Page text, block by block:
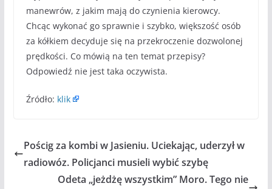
manewrów, z jakim mają do czynienia kierowcy.
Chcąc wykonać go sprawnie i szybko, większość osób
za kółkiem decyduje się na przekroczenie dozwolonej
prędkości. Co mówią na ten temat przepisy?
Odpowiedź nie jest taka oczywista.
Źródło: klik
Pościg za kombi w Jasieniu. Uciekając, uderzył w
radiowóz. Policjanci musieli wybić szybę
Odeta „jeżdżę wszystkim” Moro. Tego nie